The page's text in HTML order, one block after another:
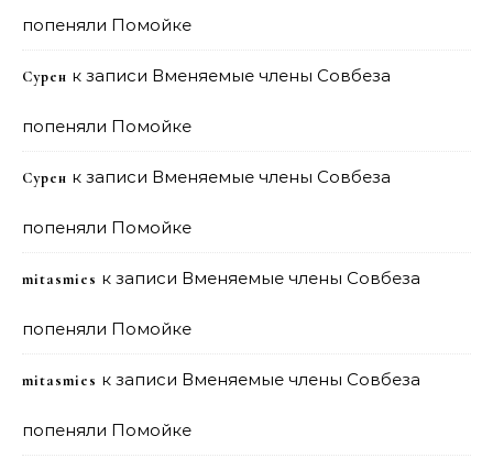
попеняли Помойке
Сурен к записи Вменяемые члены Совбеза
попеняли Помойке
Сурен к записи Вменяемые члены Совбеза
попеняли Помойке
mitasmies к записи Вменяемые члены Совбеза
попеняли Помойке
mitasmies к записи Вменяемые члены Совбеза
попеняли Помойке